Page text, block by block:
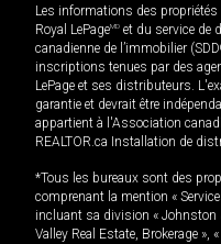
Les informations des
Royal LePageMD et du service de
canadienne de l’immobilier
inscriptions tenues par des
LePage et ses distributeurs.
garantie et devrait être
appartient à l'Association
REALTOR.ca Installation de
*Tous les bureaux sont des
comprenant la mention «
incluant sa division « Johnston
Valley Real Estate, Brokerage »,